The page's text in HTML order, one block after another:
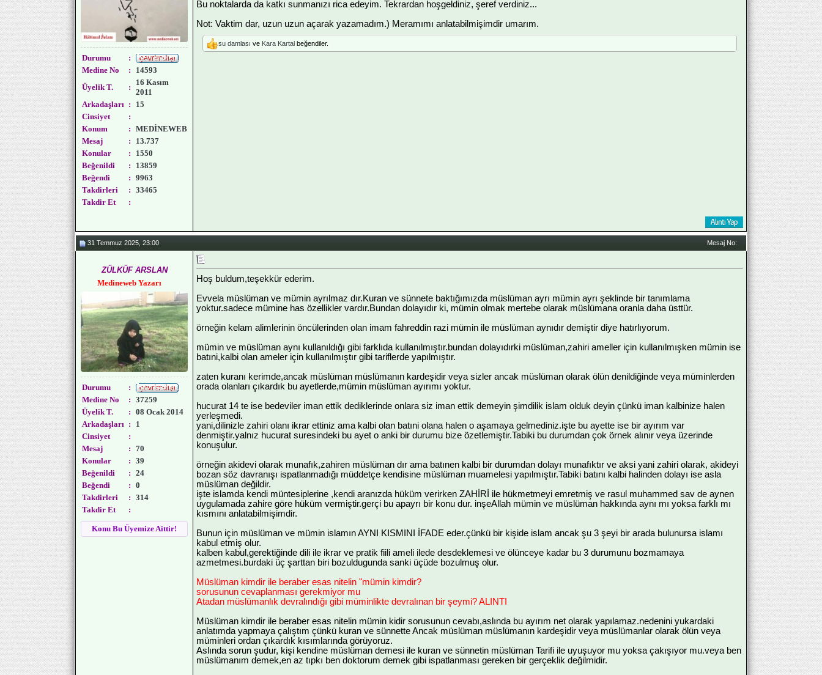
Durumu
:
Medine No
:
14593
Üyelik T.
:
16 Kasım
2011
Arkadaşları :
15
Cinsiyet
:
Konum
: MEDİNEWEB
Mesaj
:
13.737
Konular
:
1550
Beğenildi
:
13859
Beğendi
: 9963
Takdirleri
: 33465
Takdir Et
:
Bu noktalarda da katkı sunmanızı rica edeyim. Tekrardan hoşgeldiniz, şeref verdiniz...
Not: Vaktim dar, uzun uzun açarak yazamadım.) Meramımı anlatabilmişimdir umarım.
su damlası ve Kara Kartal beğendiler.
31 Temmuz 2025, 23:00 Mesaj No:
ZÜLKÜF ARSLAN
Medineweb Yazarı
Durumu
:
Medine No
: 37259
Üyelik T.
: 08 Ocak 2014
Arkadaşları :
1
Cinsiyet
:
Mesaj
: 70
Konular
: 39
Beğenildi
: 24
Beğendi
: 0
Takdirleri
: 314
Takdir Et
:
Konu Bu Üyemize Aittir!
Hoş buldum,teşekkür ederim.
Evvela müslüman ve mümin ayrılmaz dır.Kuran ve sünnete baktığımızda müslüman ayrı mümin ayrı şeklinde bir tanımlama
yoktur.sadece mümine has özellikler vardır.Bundan dolayıdır ki, mümin olmak mertebe olarak müslümana oranla daha üsttür.
örneğin kelam alimlerinin öncülerinden olan imam fahreddin razi mümin ile müslüman aynıdır demiştir diye hatırlıyorum.
mümin ve müslüman aynı kullanıldığı gibi farklıda kullanılmıştır.bundan dolayıdırki müslüman,zahiri ameller için kullanılmışken mümin ise
batıni,kalbi olan ameler için kullanılmıştır gibi tariflerde yapılmıştır.
zaten kuranı kerimde,ancak müslüman müslümanın kardeşidir veya sizler ancak müslüman olarak ölün denildiğinde veya müminlerden
orada olanları çıkardık bu ayetlerde,mümin müslüman ayırımı yoktur.
hucurat 14 te ise bedeviler iman ettik dediklerinde onlara siz iman ettik demeyin şimdilik islam olduk deyin çünkü iman kalbinize halen
yerleşmedi.
yani,dilinizle zahiri olanı ikrar ettiniz ama kalbi olan batıni olana halen o aşamaya gelmediniz.işte bu ayette ise bir ayırım var
denmiştir.yalnız hucurat suresindeki bu ayet o anki bir durumu bize özetlemiştir.Tabiki bu durumdan çok örnek alınır veya üzerinde
konuşulur.
örneğin akidevi olarak munafık,zahiren müslüman dır ama batınen kalbi bir durumdan dolayı munafıktır ve aksi yani zahiri olarak, akideyi
bozan söz davranışı ispatlanmadığı müddetçe kendisine müslüman muamelesi yapılmıştır.Tabiki batını kalbi halinden dolayı ise asla
müslüman değildir.
işte islamda kendi müntesiplerine ,kendi aranızda hüküm verirken ZAHİRİ ile hükmetmeyi emretmiş ve rasul muhammed sav de aynen
uygulamada zahire göre hüküm vermiştir.gerçi bu apayrı bir konu dur. inşeAllah mümin ve müslüman hakkında aynı mı yoksa farklı mı
kısmını anlatabilmişimdir.
Bunun için müslüman ve mümin islamın AYNI KISMINI İFADE eder.çünkü bir kişide islam ancak şu 3 şeyi bir arada bulunursa islamı
kabul etmiş olur.
kalben kabul,gerektiğinde dili ile ikrar ve pratik fiili ameli ilede desdeklemesi ve ölünceye kadar bu 3 durumunu bozmamaya
azmetmesi.burdaki üç şarttan biri bozuldugunda sanki üçüde bozulmuş olur.
Müslüman kimdir ile beraber esas nitelin "mümin kimdir?
sorusunun cevaplanması gerekmiyor mu
Atadan müslümanlık devralındığı gibi müminlikte devralınan bir şeymi? ALINTI
Müslüman kimdir ile beraber esas nitelin mümin kidir sorusunun cevabı,aslında bu ayırım net olarak yapılamaz.nedenini yukardaki
anlatımda yapmaya çalıştım çünkü kuran ve sünnette Ancak müslüman müslümanın kardeşidir veya müslümanlar olarak ölün veya
müminleri ordan çıkardık kısımlarında görüyoruz.
Aslında sorun şudur, kişi kendine müslüman demesi ile kuran ve sünnetin müslüman Tarifi ile uyuşuyor mu yoksa çakışıyor mu.veya ben
müslümanım demek,en az tıpkı ben doktorum demek gibi ispatlanması gereken bir gerçeklik değilmidir.